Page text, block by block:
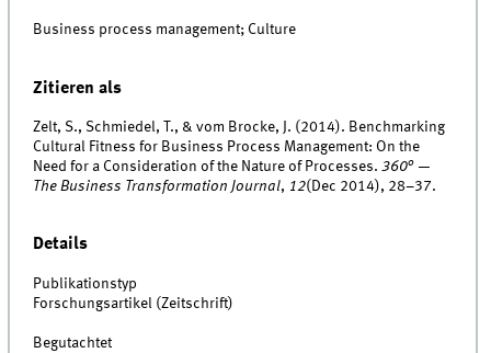
Business process management; Culture
Zitieren als
Zelt, S., Schmiedel, T., & vom Brocke, J. (2014). Benchmarking
Cultural Fitness for Business Process Management: On the
Need for a Consideration of the Nature of Processes.360° —
The Business Transformation Journal, 12(Dec 2014), 28–37.
Details
Publikationstyp
Forschungsartikel (Zeitschrift)
Begutachtet